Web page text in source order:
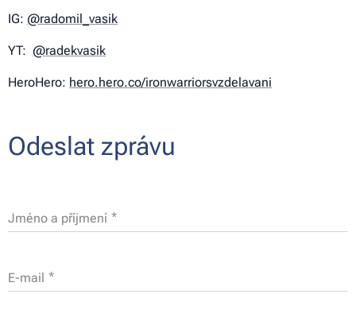
IG: @radomil_vasik
YT: @radekvasik
HeroHero: hero.hero.co/ironwarriorsvzdelavani
Odeslat zprávu
Jméno a příjmení
E-mail